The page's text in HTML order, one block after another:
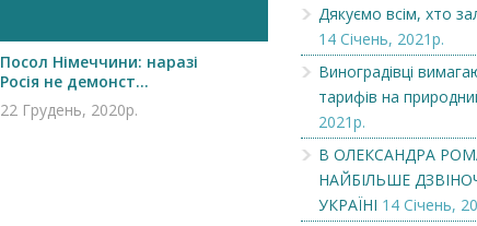
Посол Німеччини: наразі
Росія не демонст...
22 Грудень, 2020р.
Дякуємо всім, хто
14 Січень, 2021р.
Виноградівці
тарифів на
2021р.
В ОЛЕКСАНДРА
НАЙБІЛЬШЕ
УКРАЇНІ 14 Січень,